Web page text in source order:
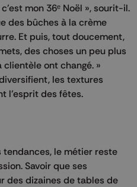
mon 36ᵉ Noël », sourit-il.
des bûches à la crème
Et puis, tout doucement,
des choses un peu plus
clientèle ont changé. »
les textures
l’esprit des fêtes.
le métier reste
Savoir que ses
des dizaines de tables de